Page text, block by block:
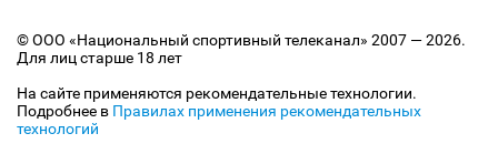
© ООО «Национальный спортивный телеканал» 2007 — 2026.
Для лиц старше 18 лет
На сайте применяются рекомендательные технологии.
Подробнее в Правилах применения рекомендательных
технологий